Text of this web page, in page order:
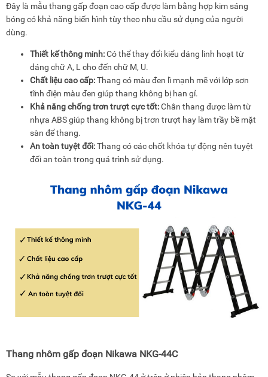
Đây là mẫu thang gấp đoạn cao cấp được làm bằng hợp kim sáng
bóng có khả năng biến hình tùy theo nhu cầu sử dụng của người
dùng.
Thiết kế thông minh:Có thể thay đổi kiểu dáng linh hoạt từ
dáng chữ A, L cho đến chữ M, U.
Chất liệu cao cấp:Thang có màu đen lì mạnh mẽ với lớp sơn
tĩnh điện màu đen giúp thang không bị han gỉ.
Khả năng chống trơn trượt cực tốt:Chân thang được làm từ
nhựa ABS giúp thang không bị trơn trượt hay làm trầy bề mặt
sàn để thang.
An toàn tuyệt đối:Thang có các chốt khóa tự động nên tuyệt
đối an toàn trong quá trình sử dụng.
Thang nhôm gấp đoạn Nikawa NKG-44C